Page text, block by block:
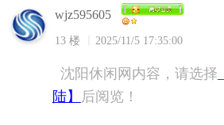
wjz595605
13 楼 2025/11/5 17:35:00
沈阳休闲网内容，请选择
陆】
后阅览！